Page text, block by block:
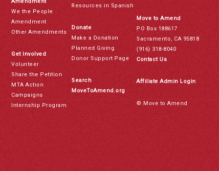
We the People
Amendment
Other Amendments
Get Involved
Volunteer
Share the Petition
MTA Action
Campaigns
Internship Program
Resources in Spanish
Donate
Make a Donation
Planned Giving
Donor Support Page
Search
MoveToAmend.org
Move to Amend
PO Box 188617
Sacramento, CA 95818
(916) 318-8040
Contact Us
Affiliate Admin Login
© Move to Amend